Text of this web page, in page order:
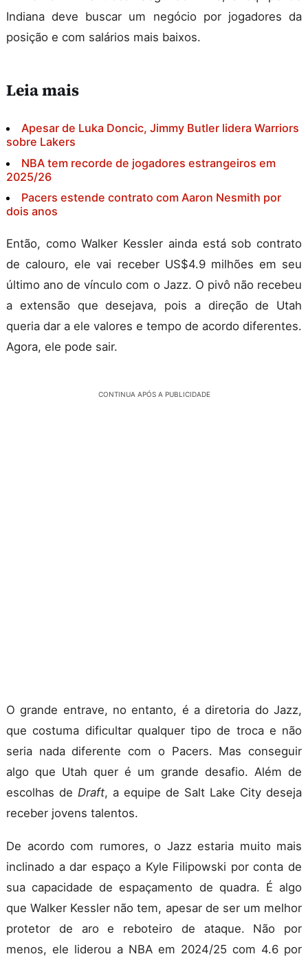
Indiana deve buscar um negócio por jogadores da
posição e com salários mais baixos.
Leia mais
Apesar de Luka Doncic, Jimmy Butler lidera Warriors
sobre Lakers
NBA tem recorde de jogadores estrangeiros em
2025/26
Pacers estende contrato com Aaron Nesmith por
dois anos
Então, como Walker Kessler ainda está sob contrato
de calouro, ele vai receber US$4.9 milhões em seu
último ano de vínculo com o Jazz. O pivô não recebeu
a extensão que desejava, pois a direção de Utah
queria dar a ele valores e tempo de acordo diferentes.
Agora, ele pode sair.
CONTINUA APÓS A PUBLICIDADE
O grande entrave, no entanto, é a diretoria do Jazz,
que costuma dificultar qualquer tipo de troca e não
seria nada diferente com o Pacers. Mas conseguir
algo que Utah quer é um grande desafio. Além de
escolhas de Draft, a equipe de Salt Lake City deseja
receber jovens talentos.
De acordo com rumores, o Jazz estaria muito mais
inclinado a dar espaço a Kyle Filipowski por conta de
sua capacidade de espaçamento de quadra. É algo
que Walker Kessler não tem, apesar de ser um melhor
protetor de aro e reboteiro de ataque. Não por
menos, ele liderou a NBA em 2024/25 com 4.6 por